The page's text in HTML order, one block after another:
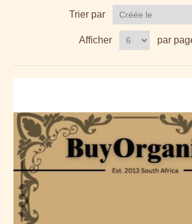
Trier par
Afficher par